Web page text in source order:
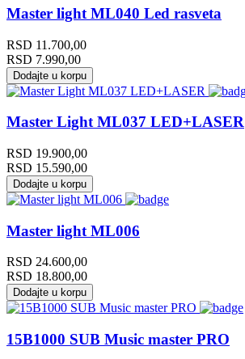
Master light ML040 Led rasveta
RSD 11.700,00
RSD 7.990,00
Dodajte u korpu
Master Light ML037 LED+LASER
RSD 19.900,00
RSD 15.590,00
Dodajte u korpu
Master light ML006
RSD 24.600,00
RSD 18.800,00
Dodajte u korpu
15B1000 SUB Music master PRO